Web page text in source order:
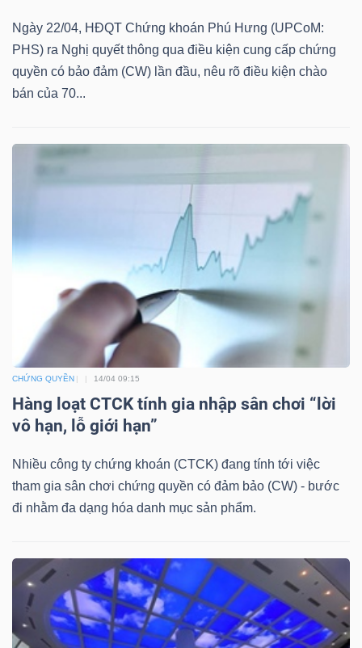
Ngày 22/04, HĐQT Chứng khoán Phú Hưng (UPCoM:
PHS) ra Nghị quyết thông qua điều kiện cung cấp chứng
quyền có bảo đảm (CW) lần đầu, nêu rõ điều kiện chào
bán của 70...
CHỨNG QUYỀN 14/04 09:15
Hàng loạt CTCK tính gia nhập sân chơi “lời
vô hạn, lỗ giới hạn”
Nhiều công ty chứng khoán (CTCK) đang tính tới việc
tham gia sân chơi chứng quyền có đảm bảo (CW) - bước
đi nhằm đa dạng hóa danh mục sản phẩm.
VỤ
TRUYỀN
THÔNG
ĐỘNG
SẢN
chứng
khoán
Tất cả Cổ phiếu Chỉ số Chứng chỉ quỹ Chứng
đạo
(-)
Tất cả Người nội bộ Người liên quan Cổ đông lớn